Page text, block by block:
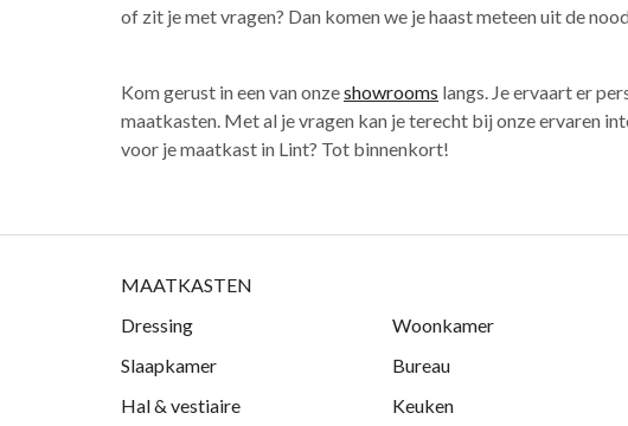
of zit je met vragen? Dan komen we je haast meteen uit de
Kom gerust in een van onzeshowrooms langs. Je ervaart er
maatkasten. Met al je vragen kan je terecht bij onze ervaren
voor je maatkast in Lint? Tot binnenkort!
MAATKASTEN
Dressing
Woonkamer
Slaapkamer
Bureau
Hal & vestiaire
Keuken